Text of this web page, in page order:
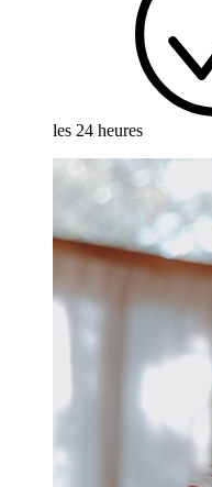
les 24 heures